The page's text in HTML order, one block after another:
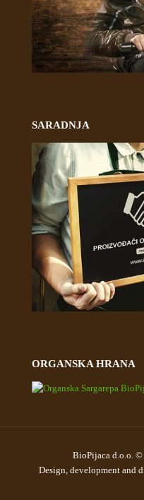
SARADNJA
ORGANSKA HRANA
BioPijaca d.o.o. ©
Design, development and